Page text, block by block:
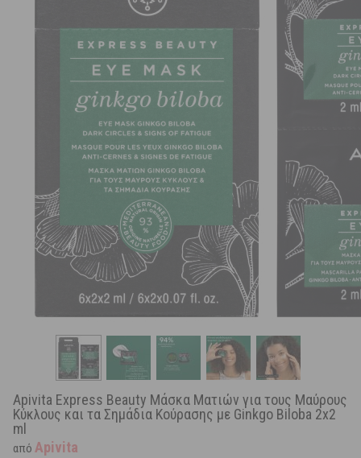
Apivita Express Beauty Μάσκα Ματιών για τους Μαύρους
Κύκλους και τα Σημάδια Κούρασης με Ginkgο Bilοba 2x2
ml
από Apivita